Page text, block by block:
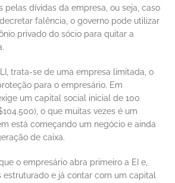
pelas dívidas da empresa, ou seja, caso
falência, o governo pode utilizar
privado do sócio para quitar a
trata-se de uma empresa limitada, o
para o empresário. Em
um capital social inicial de 100
o que muitas vezes é um
está começando um negócio e ainda
de caixa.
o empresário abra primeiro a EI e,
estruturado e já contar com um capital